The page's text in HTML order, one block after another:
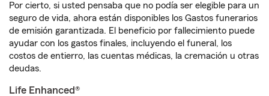
Por cierto, si usted pensaba que no podía ser elegible para un
seguro de vida, ahora están disponibles los Gastos funerarios
de emisión garantizada. El beneficio por fallecimiento puede
ayudar con los gastos finales, incluyendo el funeral, los
costos de entierro, las cuentas médicas, la cremación u otras
deudas.
Life Enhanced®